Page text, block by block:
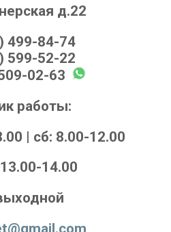
д.22
499-84-74
599-52-22
02-63
работы:
| cб: 8.00-12.00
14.00